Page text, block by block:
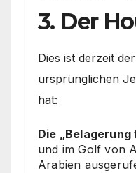
3. Der
Dies ist derzeit der
ursprünglichen
hat:
Die
und im Golf von
Arabien